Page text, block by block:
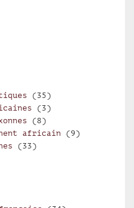
(35)
(3)
(8)
africain (9)
(33)